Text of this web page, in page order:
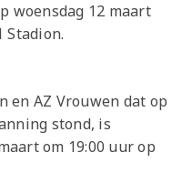
woensdag 12 maart
Stadion.
en AZ Vrouwen dat op
stond, is
om 19:00 uur op